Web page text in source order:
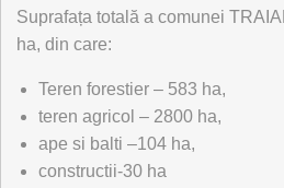
Suprafața totală a comunei
ha, din care:
Teren forestier – 583 ha,
teren agricol – 2800 ha,
ape si balti –104 ha,
constructii-30 ha